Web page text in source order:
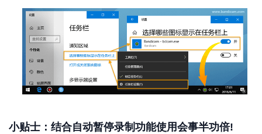
小贴士：结合自动暂停录制功能使用会事半功倍!